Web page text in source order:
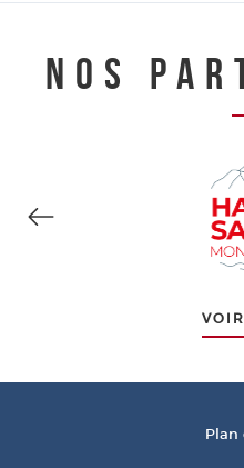
NOS
Plan